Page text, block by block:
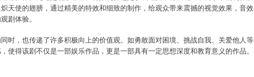
天使的翅膀，通过精美的特效和细致的制作，给观众带来震撼的视觉效果，音
剧体验。
时，也传递了许多积极向上的价值观。如勇敢面对困境、挑战自我、关爱他人等
使得该剧不仅是一部娱乐作品，更是一部具有一定思想深度和教育意义的作品。